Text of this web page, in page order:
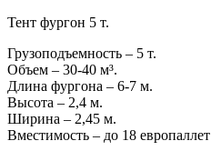
Тент фургон 5 т.
Грузоподъемность – 5 т.
Объем – 30-40 м³.
Длина фургона – 6-7 м.
Высота – 2,4 м.
Ширина – 2,45 м.
Вместимость – до 18 европаллет